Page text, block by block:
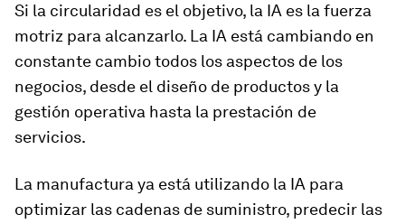
Si la circularidad es el objetivo, la IA es la fuerza
motriz para alcanzarlo. La IA está cambiando en
constante cambio todos los aspectos de los
negocios, desde el diseño de productos y la
gestión operativa hasta la prestación de
servicios.
La manufactura ya está utilizando la IA para
optimizar las cadenas de suministro, predecir las